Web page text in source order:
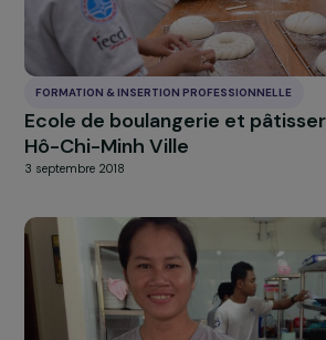
FORMATION & INSERTION PROFESSIONNELLE
Ailes vers l’emploi